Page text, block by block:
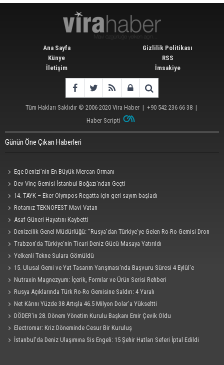
Ana Sayfa
Künye
İletişim
Gizlilik Politikası
RSS
İmsakiye
Tüm Hakları Saklıdır © 2006-2020 Vira Haber | +90 542 236 66 38 |
Haber Scripti
Günün Öne Çıkan Haberleri
Ege Denizi’nin En Büyük Mercan Ormanı
Dev Vinç Gemisi İstanbul Boğazı'ndan Geçti
14. TAYK – Eker Olympos Regatta için geri sayım başladı
Rotamız TEKNOFEST Mavi Vatan
Asaf Güneri Hayatını Kaybetti
Denizcilik Genel Müdürlüğü: "Rusya'dan Türkiye'ye Gelen Ro-Ro Gemisi Dron
Saldırısına Uğradı"
Trabzon'da Türkiye'nin Ticari Deniz Gücü Masaya Yatırıldı
Yelkenli Tekne Sulara Gömüldü
15. Ulusal Gemi ve Yat Tasarım Yarışması'nda Başvuru Süresi 4 Eylül'e
Uzatıldı
Nutraxin Magnezyum: İçerik, Formlar ve Ürün Serisi Rehberi
Rusya Açıklarında Türk Ro-Ro Gemisine Saldırı: 4 Yaralı
Net Kârını Yüzde 38 Artışla 46.5 Milyon Dolar’a Yükseltti
DÖDER'in 28. Dönem Yönetim Kurulu Başkanı Emir Çevik Oldu
Electromar: Kriz Döneminde Cesur Bir Kuruluş
İstanbul'da Deniz Ulaşımına Sis Engeli: 15 Şehir Hatları Seferi İptal Edildi